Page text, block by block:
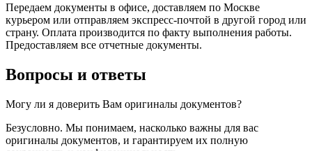
Передаем документы в офисе, доставляем по Москве
курьером или отправляем экспресс-почтой в другой город или
страну. Оплата производится по факту выполнения работы.
Предоставляем все отчетные документы.
Вопросы и ответы
Могу ли я доверить Вам оригиналы документов?
Безусловно. Мы понимаем, насколько важны для вас
оригиналы документов, и гарантируем их полную